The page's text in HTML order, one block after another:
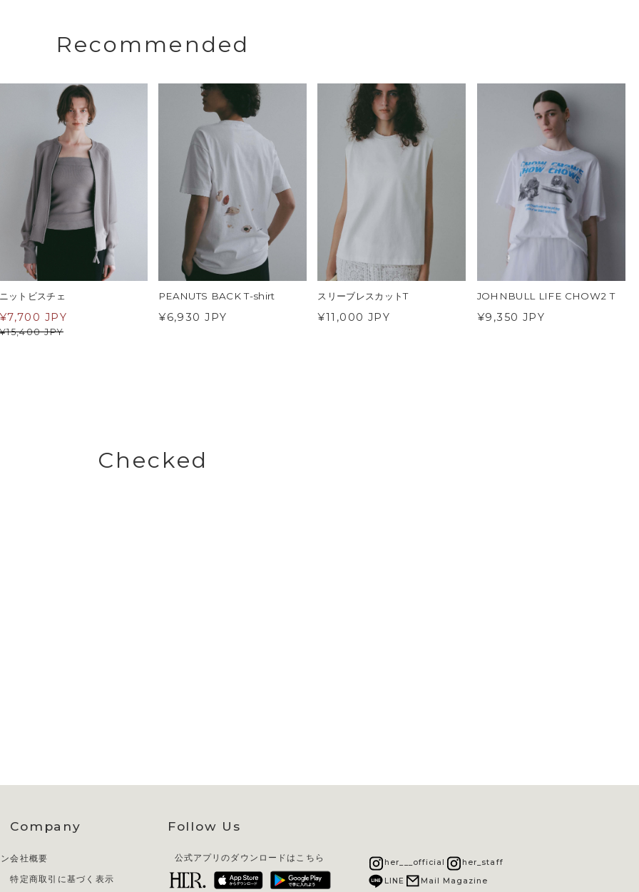
Recommended
ットビスチェ
15,400 JPY
7,700 JPY
PEANUTS BACK T-shirt
¥6,930 JPY
スリーブレスカットT
¥11,000 JPY
JOHNBULL LIFE CHOW2 T
¥9,350 JPY
Checked
Company
会社概要
特定商取引に基づく表示
Follow Us
公式アプリのダウンロードはこちら
her___official
her_staff
LINE
Mail Magazine